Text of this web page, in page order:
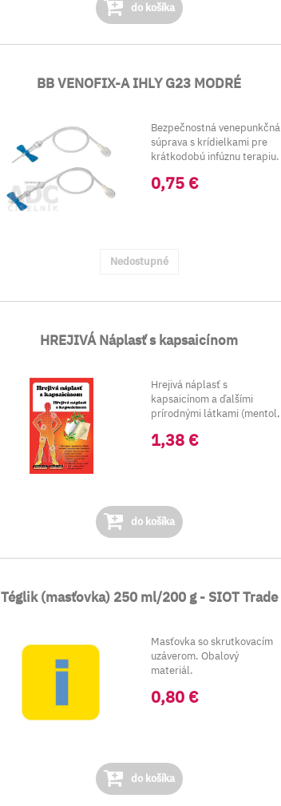
do košíka
BB VENOFIX-A IHLY G23 MODRÉ
Bezpečnostná venepunkčná
súprava s krídielkami pre
krátkodobú infúznu terapiu.
0,75 €
Nedostupné
HREJIVÁ Náplasť s kapsaicínom
Hrejivá náplasť s
kapsaicínom a ďalšími
prírodnými látkami (mentol,
1,38 €
do košíka
Téglik (masťovka) 250 ml/200 g - SIOT Trade
Masťovka so skrutkovacím
uzáverom. Obalový
materiál.
0,80 €
do košíka